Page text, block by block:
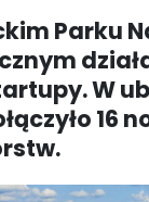
Parku
W
16